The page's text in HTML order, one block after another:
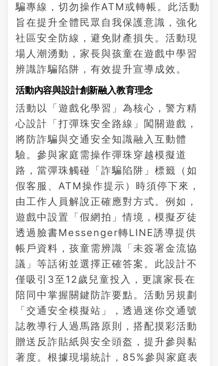
騙專線，切勿操作ATM或轉帳。此活動
旨在提升全體民眾自我保護意識，強化
社區安全防線，避免財產損失。活動現
場人潮湧動，家長與孩童在遊戲中學習
辨識詐騙陷阱，有效提升宣導成效。
活動內容與設計創新融入教育理念
活動以「遊戲化學習」為核心，警方精
心設計「打彈珠安全路線」闖關遊戲，
將防詐騙與交通安全知識融入互動體
驗。參與家庭需操作彈珠穿越模擬道
路，當彈珠觸碰「詐騙陷阱」標籤（如
假客服、ATM操作提示）時須停下來，
由工作人員解說正確應對方式。例如，
遊戲中設置「假網拍」情境，模擬歹徒
透過臉書Messenger轉LINE誘導提供
帳戶資料，孩童需辨識「未簽署金流協
議」等話術並選擇正確答案。此設計不
僅吸引3至12歲兒童投入，更讓家長在
陪同中掌握關鍵防詐要點。活動另規劃
「交通安全模擬站」，透過迷你交通號
誌教導行人過馬路原則，搭配摸彩活動
贈送反詐貼紙與安全頭盔，提升參與黏
著度。根據現場統計，85%參與家庭表